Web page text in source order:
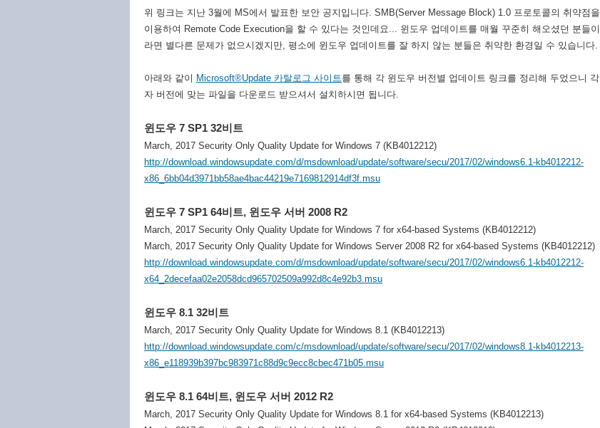
위 링크는 지난 3월에 MS에서 발표한 보안 공지입니다. SMB(Server Message Block) 1.0 프로토콜의 취약점을
이용하여 Remote Code Execution을 할 수 있다는 것인데요... 윈도우 업데이트를 매월 꾸준히 해오셨던 분들이
라면 별다른 문제가 없으시겠지만, 평소에 윈도우 업데이트를 잘 하지 않는 분들은 취약한 환경일 수 있습니다.
아래와 같이 Microsoft®Update 카탈로그 사이트를 통해 각 윈도우 버전별 업데이트 링크를 정리해 두었으니 각
자 버전에 맞는 파일을 다운로드 받으셔서 설치하시면 됩니다.
윈도우 7 SP1 32비트
March, 2017 Security Only Quality Update for Windows 7 (KB4012212)
http://download.windowsupdate.com/d/msdownload/update/software/secu/2017/02/windows6.1-kb4012212-
x86_6bb04d3971bb58ae4bac44219e7169812914df3f.msu
윈도우 7 SP1 64비트, 윈도우 서버 2008 R2
March, 2017 Security Only Quality Update for Windows 7 for x64-based Systems (KB4012212)
March, 2017 Security Only Quality Update for Windows Server 2008 R2 for x64-based Systems (KB4012212)
http://download.windowsupdate.com/d/msdownload/update/software/secu/2017/02/windows6.1-kb4012212-
x64_2decefaa02e2058dcd965702509a992d8c4e92b3.msu
윈도우 8.1 32비트
March, 2017 Security Only Quality Update for Windows 8.1 (KB4012213)
http://download.windowsupdate.com/c/msdownload/update/software/secu/2017/02/windows8.1-kb4012213-
x86_e118939b397bc983971c88d9c9ecc8cbec471b05.msu
윈도우 8.1 64비트, 윈도우 서버 2012 R2
March, 2017 Security Only Quality Update for Windows 8.1 for x64-based Systems (KB4012213)